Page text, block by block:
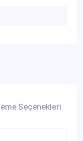
Seçenekleri